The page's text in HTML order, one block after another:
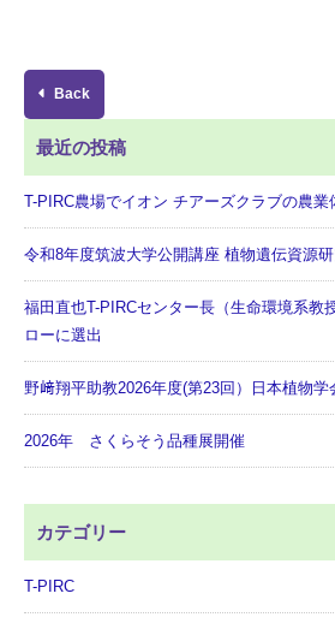
Back
最近の投稿
T-PIRC農場でイオン チアーズクラブの農業
令和8年度筑波大学公開講座 植物遺伝資源
福田直也T-PIRCセンター長（生命環境系教
ローに選出
野﨑翔平助教2026年度(第23回）日本植物学
2026年 さくらそう品種展開催
カテゴリー
T-PIRC